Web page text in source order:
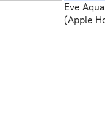
Eve
(Apple